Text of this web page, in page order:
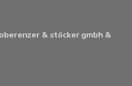
& stöcker gmbh &